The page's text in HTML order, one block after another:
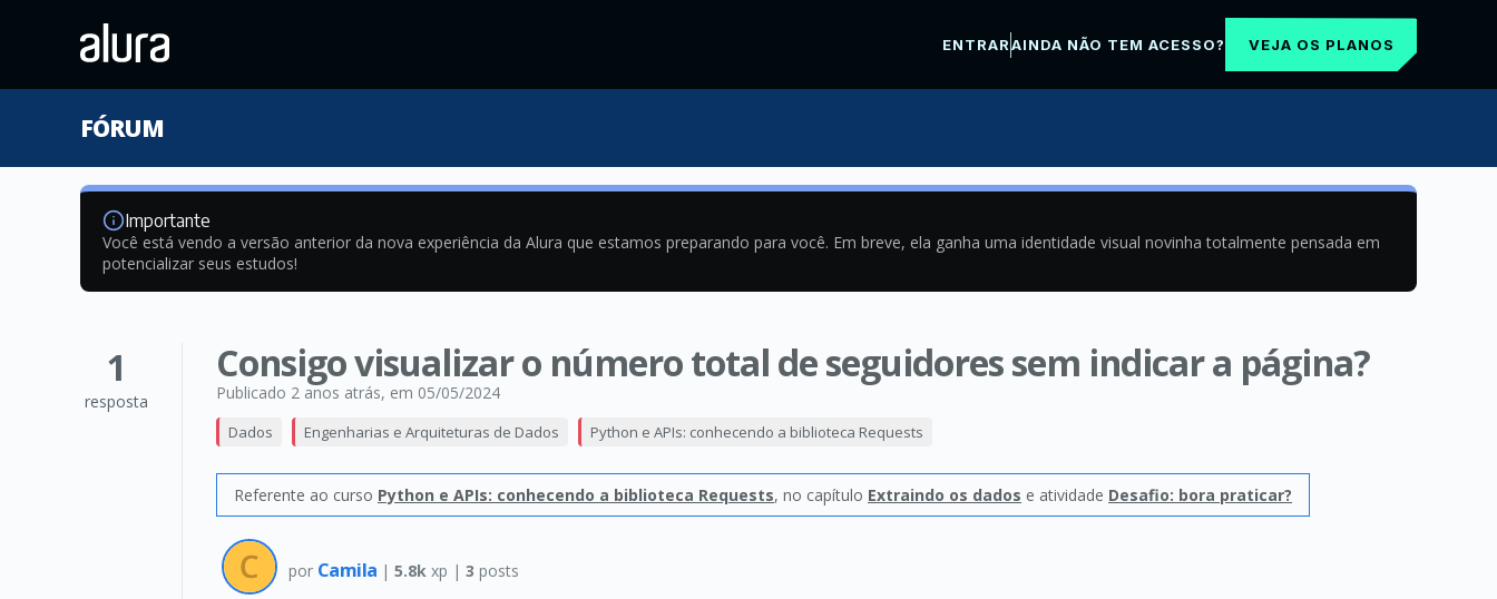
ENTRARAINDA NÃO TEM ACESSO? VEJA OS PLANOS
FÓRUM
Importante
Você está vendo a versão anterior da nova experiência da Alura que estamos preparando para você. Em breve, ela ganha uma identidade visual novinha totalmente pensada em
potencializar seus estudos!
1
resposta
Consigo visualizar o número total de seguidores sem indicar a página?
Publicado 2 anos atrás, em 05/05/2024
Dados Engenharias e Arquiteturas de Dados Python e APIs: conhecendo a biblioteca Requests
Referente ao curso Python e APIs: conhecendo a biblioteca Requests, no capítulo Extraindo os dados e atividade Desafio: bora praticar?
por Camila | 5.8k xp | 3 posts